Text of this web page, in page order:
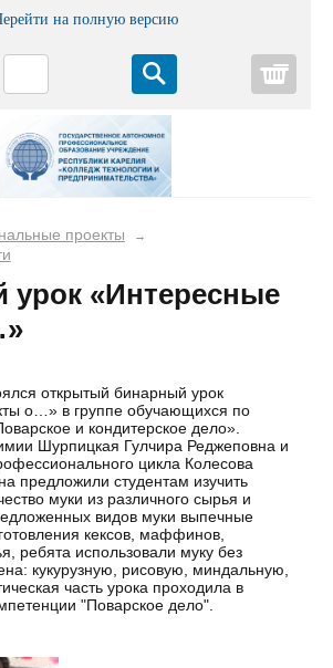
на полную версию
проекты →
«Интересные
открытый бинарный урок
о…» в группе обучающихся по
и кондитерское дело».
Шурпицкая Гулчира Реджеповна и
цикла Колесова
предложили студентам изучить
муки из различного сырья и
видов муки выпечные
кексов, маффинов,
ребята использовали муку без
кукурузную, рисовую, миндальную,
часть урока проходила в
"Поварское дело".